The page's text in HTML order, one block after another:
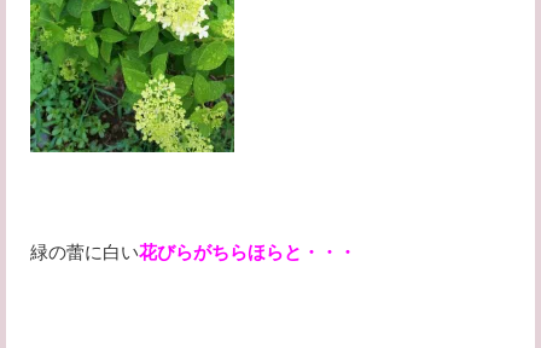
緑の蕾に白い花びらがちらほらと・・・